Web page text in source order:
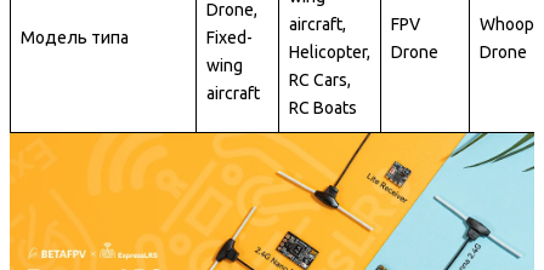
Модель типа
Drone,
Fixed-
wing
aircraft
aircraft,
Helicopter,
RC Cars,
RC Boats
FPV
Drone
Whoop
Drone